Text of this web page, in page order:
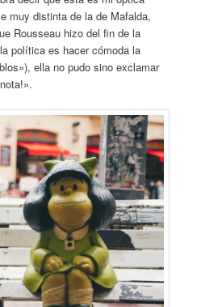
muy distinta de la de Mafalda,
Rousseau hizo del fin de la
política es hacer cómoda la
ella no pudo sino exclamar